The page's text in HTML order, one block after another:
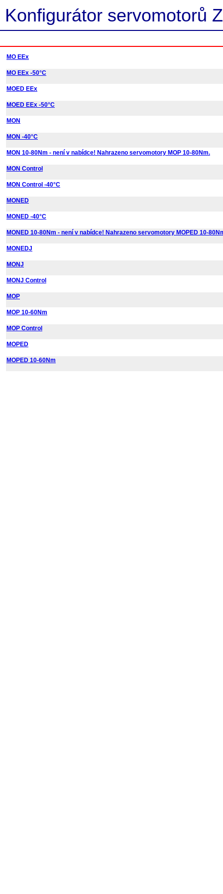
Konfigurátor servomotorů
MO EEx
MO EEx -50°C
MOED EEx
MOED EEx -50°C
MON
MON -40°C
MON 10-80Nm - není v nabídce! Nahrazeno servomotory MOP 10-80Nm.
MON Control
MON Control -40°C
MONED
MONED -40°C
MONED 10-80Nm - není v nabídce! Nahrazeno servomotory MOPED 10-
MONEDJ
MONJ
MONJ Control
MOP
MOP 10-60Nm
MOP Control
MOPED
MOPED 10-60Nm